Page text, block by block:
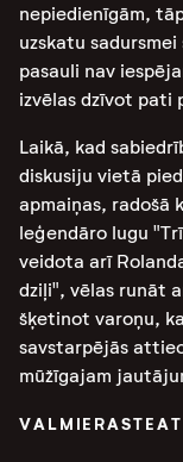
nepiedienīgām,
uzskatu
pasauli nav
izvēlas dzīvot pati
Laikā, kad
diskusiju vietā
apmaiņas, radošā
leģendāro lugu
veidota arī
dziļi", vēlas runāt
šķetinot varoņu,
savstarpējās
mūžīgajam